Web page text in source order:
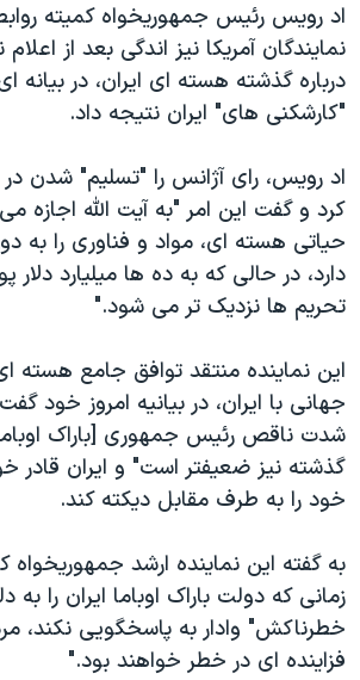
اد رویس رئیس جمهوریخواه کمیته
نمایندگان آمریکا نیز اندگی بعد از
درباره گذشته هسته ای ایران، در
"کارشکنی های" ایران نتیجه داد.
اد رویس، رای آژانس را "تسلیم" شدن در
کرد و گفت این امر "به آیت الله اجازه
حیاتی هسته ای، مواد و فناوری را به
دارد، در حالی که به ده ها میلیارد
تحریم ها نزدیک تر می شود."
این نماینده منتقد توافق جامع هسته
جهانی با ایران، در بیانیه امروز خود
شدت ناقص رئیس جمهوری [باراک
گذشته نیز ضعیفتر است" و ایران قادر
خود را به طرف مقابل دیکته کند.
به گفته این نماینده ارشد جمهوریخواه
زمانی که دولت باراک اوباما ایران را به
خطرناکش" وادار به پاسخگویی نکند،
فزاینده ای در خطر خواهند بود."